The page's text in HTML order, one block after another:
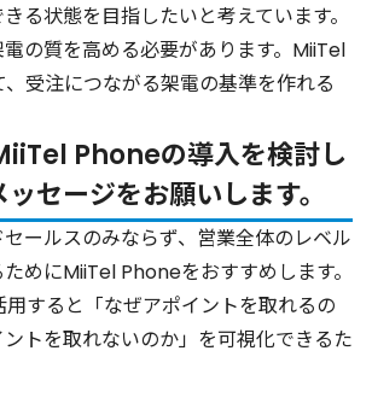
る状態を目指したいと考えています。
の質を高める必要があります。MiiTel
受注につながる架電の基準を作れる
Phoneの導入を検討し
セージをお願いします。
セールスのみならず、営業全体のレベル
めにMiiTel Phoneをおすすめします。
すると「なぜアポイントを取れるの
トを取れないのか」を可視化できるた